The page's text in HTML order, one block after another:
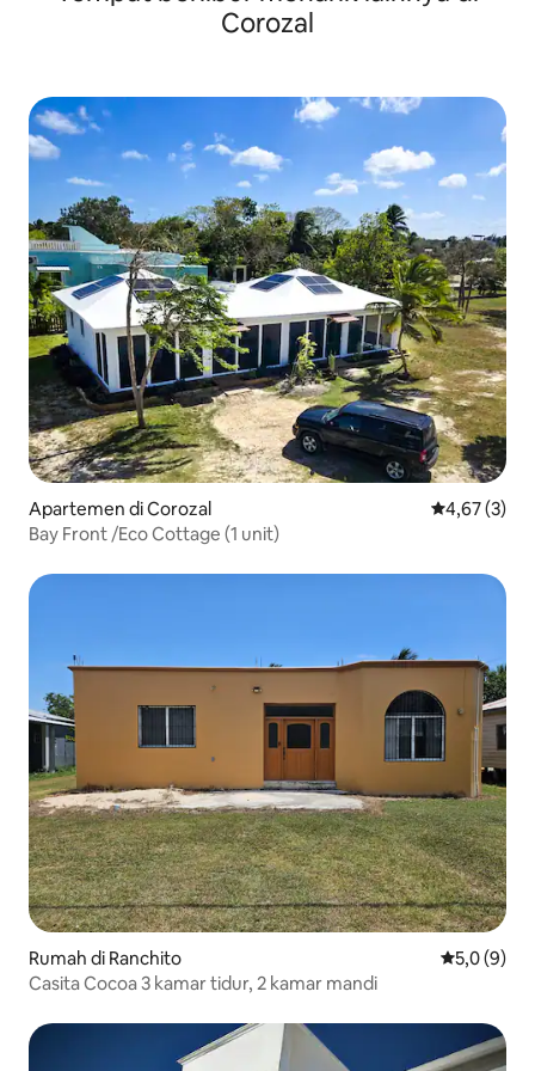
Corozal
Apartemen di Corozal Nilai rata-
4,67 (3)
Bay Front /Eco Cottage (1 unit)
Rumah di Ranchito Nilai rata-
5,0 (9)
Casita Cocoa 3 kamar tidur, 2 kamar mandi